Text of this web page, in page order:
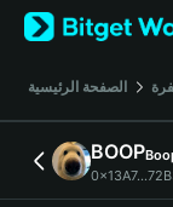
English
日本語
Русский
Español
Türkçe
الصفحة الرئيسية
BOOP